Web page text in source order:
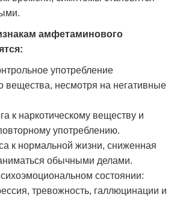
амфетаминового
употребление
вещества, несмотря на негативные
к наркотическому веществу и
употреблению.
к нормальной жизни, сниженная
обычными делами.
состоянии:
тревожность, галлюцинации и